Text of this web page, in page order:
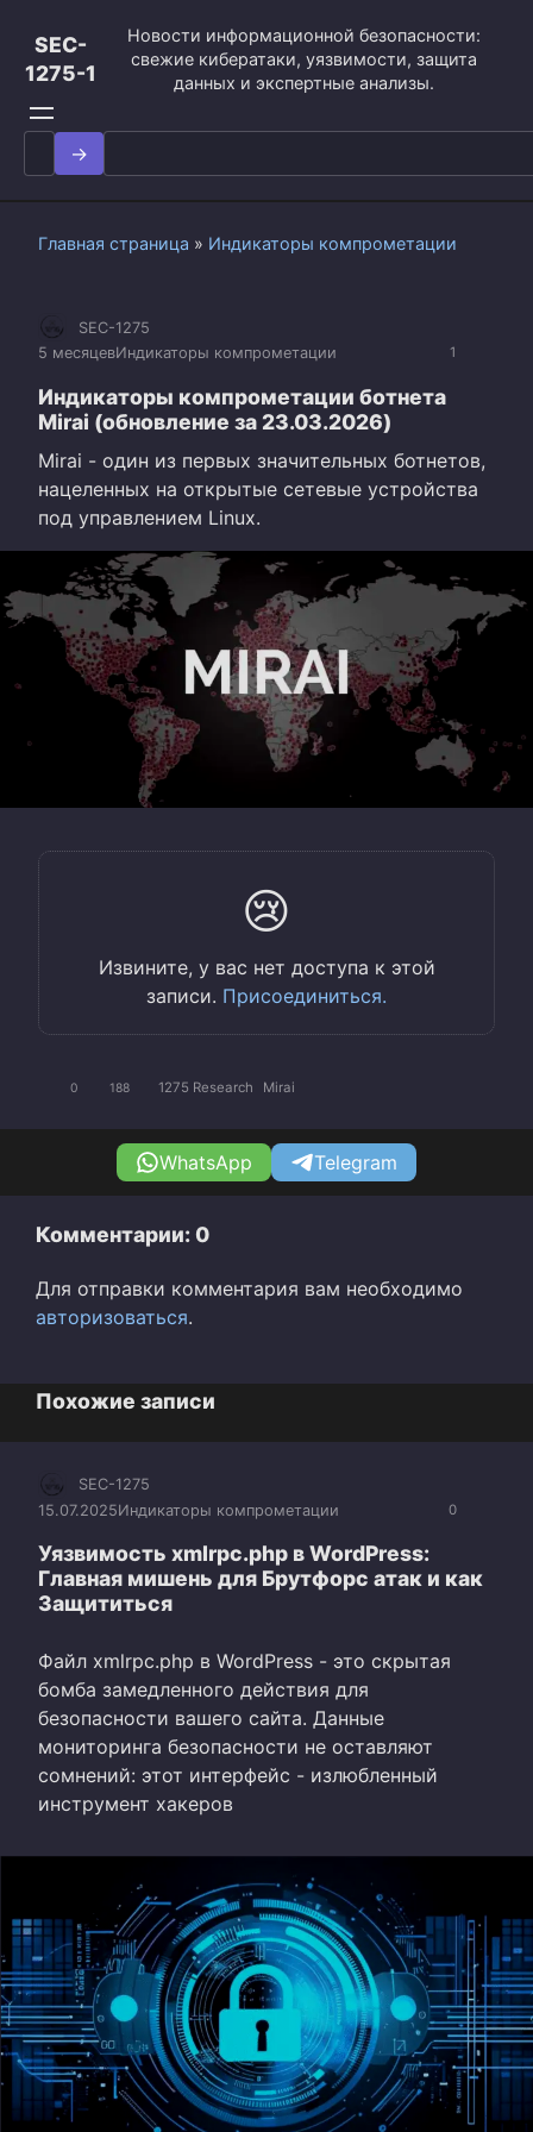
контенту
SEC-
1275-1
Новости информационной безопасности:
свежие кибератаки, уязвимости, защита
данных и экспертные анализы.
Search
for:
Главная страница » Индикаторы компрометации
1
SEC-1275
5 месяцевИндикаторы компрометации
Индикаторы компрометации ботнета
Mirai (обновление за 23.03.2026)
Mirai - один из первых значительных ботнетов,
нацеленных на открытые сетевые устройства
под управлением Linux.
😢
Извините, у вас нет доступа к этой
записи. Присоединиться.
0 188 1275 Research Mirai
WhatsApp Telegram
Комментарии: 0
Для отправки комментария вам необходимо
авторизоваться.
Похожие записи
0
SEC-1275
15.07.2025Индикаторы компрометации
Уязвимость xmlrpc.php в WordPress:
Главная мишень для Брутфорс атак и как
Защититься
Файл xmlrpc.php в WordPress - это скрытая
бомба замедленного действия для
безопасности вашего сайта. Данные
мониторинга безопасности не оставляют
сомнений: этот интерфейс - излюбленный
инструмент хакеров